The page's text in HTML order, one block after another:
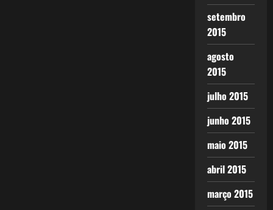
setembro
2015
agosto
2015
julho 2015
junho 2015
maio 2015
abril 2015
março 2015